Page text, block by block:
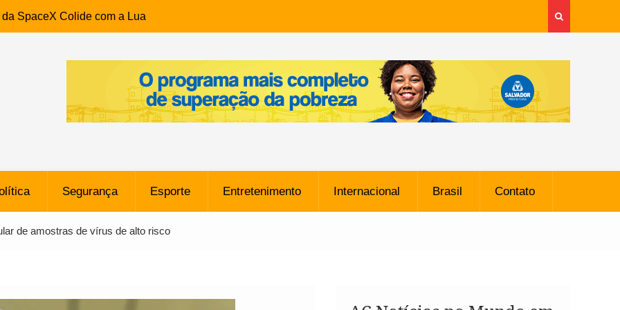
SpaceX Colide com a Lua
Metros, Afirma a Nasa
Cabo Daciolo Tem
em Frente a
da Mata Escura, em
B: Lateral revelado pelo
ligada a ‘Zói de Gato’, do
Segurança Esporte Entretenimento Internacional Brasil Contato
de amostras de vírus de alto risco